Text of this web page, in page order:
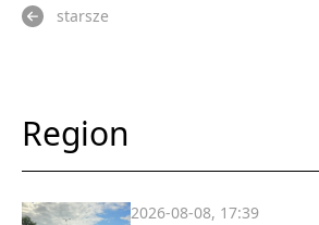
starsze
Region
2026-08-08, 17:39